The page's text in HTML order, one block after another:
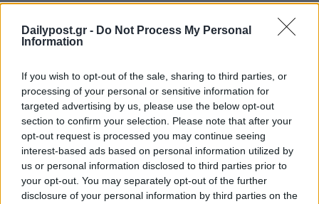
Dailypost.gr - Do Not Process My Personal
Information
If you wish to opt-out of the sale, sharing to third parties, or
processing of your personal or sensitive information for
targeted advertising by us, please use the below opt-out
section to confirm your selection. Please note that after your
opt-out request is processed you may continue seeing
interest-based ads based on personal information utilized by
us or personal information disclosed to third parties prior to
your opt-out. You may separately opt-out of the further
disclosure of your personal information by third parties on the
Τη διαφοροποίησή του από την επίσημη γραμμή του ΚΙΝΑΛ για το
νομοσχέδιο του υπουργείου Δικαιοσύνης, που συζητείται στη
υποψήφιος για την ηγεσία του...